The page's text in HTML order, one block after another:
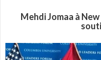
Mehdi Jomaa à